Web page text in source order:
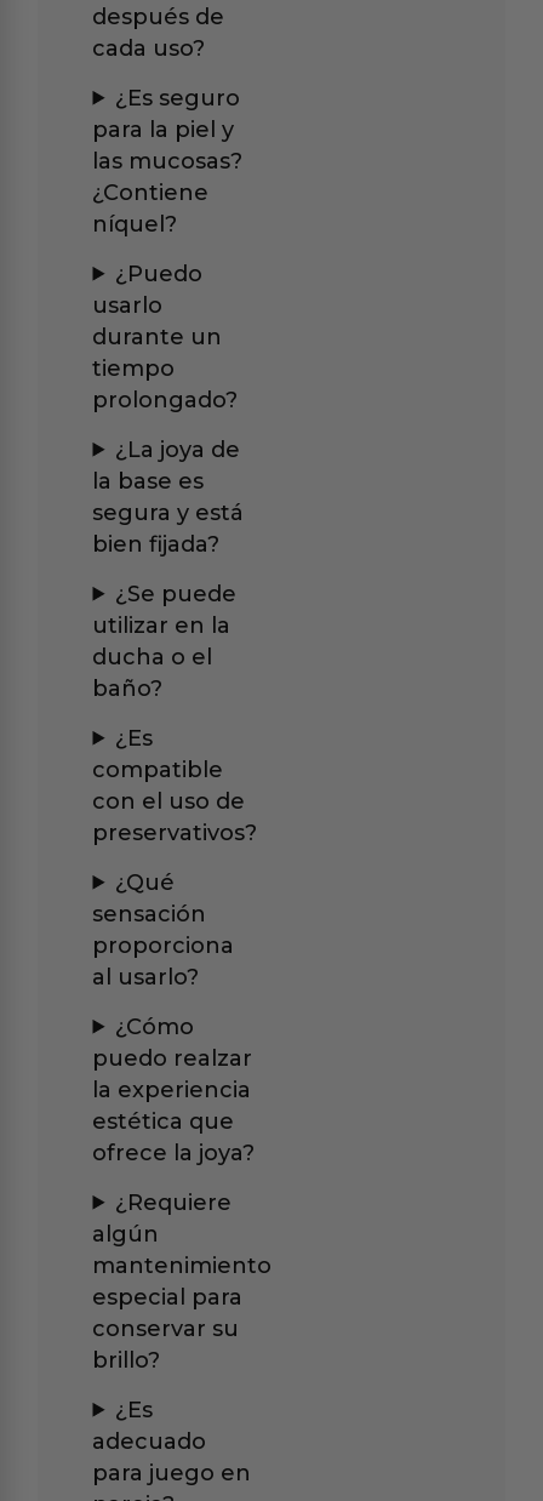
después de
cada uso?
¿Es seguro
para la piel y
las mucosas?
¿Contiene
níquel?
¿Puedo
usarlo
durante un
tiempo
prolongado?
¿La joya de
la base es
segura y está
bien fijada?
¿Se puede
utilizar en la
ducha o el
baño?
¿Es
compatible
con el uso de
preservativos?
¿Qué
sensación
proporciona
al usarlo?
¿Cómo
puedo realzar
la experiencia
estética que
ofrece la joya?
¿Requiere
algún
mantenimiento
especial para
conservar su
brillo?
¿Es
adecuado
para juego en